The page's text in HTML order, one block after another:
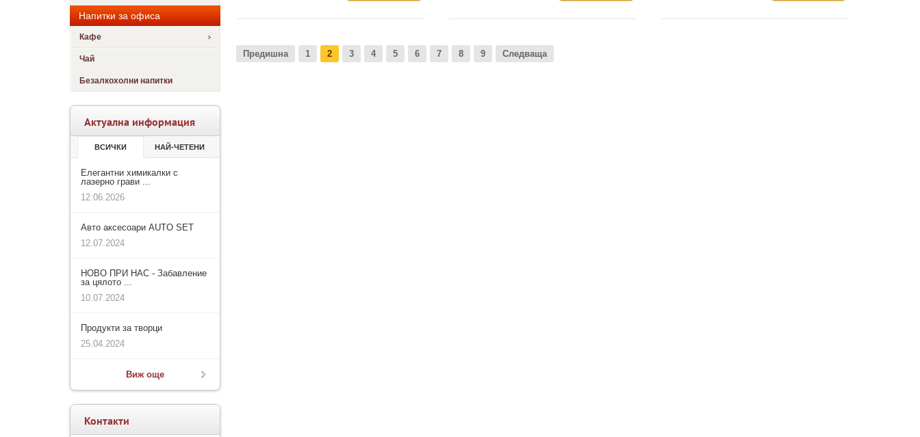
Напитки за офиса
Кафе
Чай
Безалкохолни напитки
Актуална информация
ВСИЧКИ НАЙ-ЧЕТЕНИ
Елегантни химикалки с
лазерно грави ...
12.06.2026
Авто аксесоари AUTO SET
12.07.2024
НОВО ПРИ НАС - Забавление
за цялото ...
10.07.2024
Продукти за творци
25.04.2024
Виж още
Контакти
Предишна 1 2 3 4 5 6 7 8 9 Следваща